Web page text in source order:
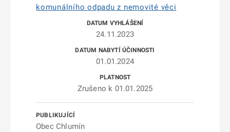
komunálního odpadu z nemovité věci
24.11.2023
01.01.2024
Zrušeno k 01.01.2025
Obec Chlumín